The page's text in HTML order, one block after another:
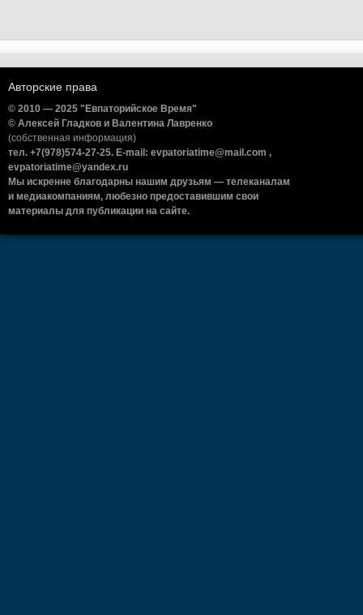
Авторские права
© 2010 — 2025 "Евпаторийское Время"
© Алексей Гладков и Валентина Лавренко
(собственная информация)
тел. +7(978)574-27-25. E-mail: evpatoriatime@mail.com ,
evpatoriatime@yandex.ru
Мы искренне благодарны нашим друзьям — телеканалам
и медиакомпаниям, любезно предоставившим свои
материалы для публикации на сайте.